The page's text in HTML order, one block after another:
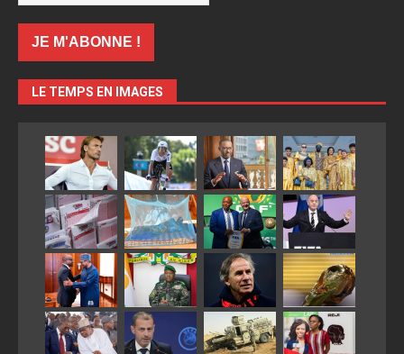
LE TEMPS EN IMAGES